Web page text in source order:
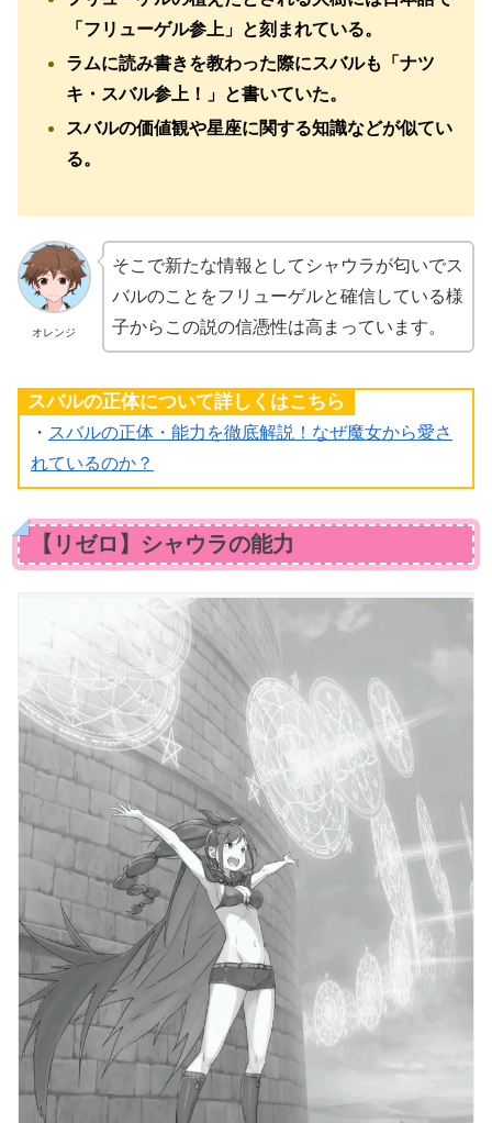
「フリューゲル参上」と刻まれている。
ラムに読み書きを教わった際にスバルも「ナツ
キ・スバル参上！」と書いていた。
スバルの価値観や星座に関する知識などが似てい
る。
オレンジ
そこで新たな情報としてシャウラが匂いでス
バルのことをフリューゲルと確信している様
子からこの説の信憑性は高まっています。
スバルの正体について詳しくはこちら
・ スバルの正体・能力を徹底解説！なぜ魔女から愛さ
れているのか？
【リゼロ】シャウラの能力